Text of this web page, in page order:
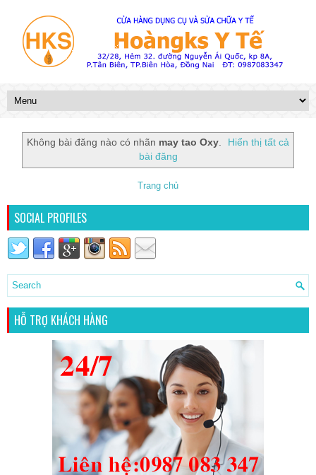
Không bài đăng nào có nhãn may tao Oxy.
Hiển thị tất cả
bài đăng
Trang chủ
SOCIAL PROFILES
HỖ TRỢ KHÁCH HÀNG